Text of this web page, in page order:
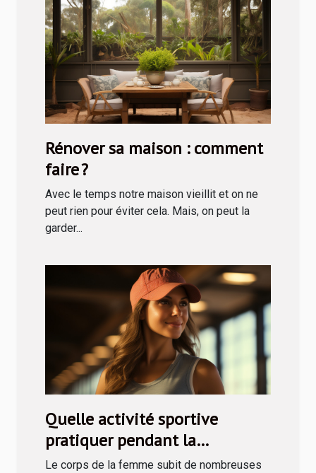
Rénover sa maison : comment
faire ?
Avec le temps notre maison vieillit et on ne
peut rien pour éviter cela. Mais, on peut la
garder...
Quelle activité sportive
pratiquer pendant la
grossesse ?
Le corps de la femme subit de nombreuses